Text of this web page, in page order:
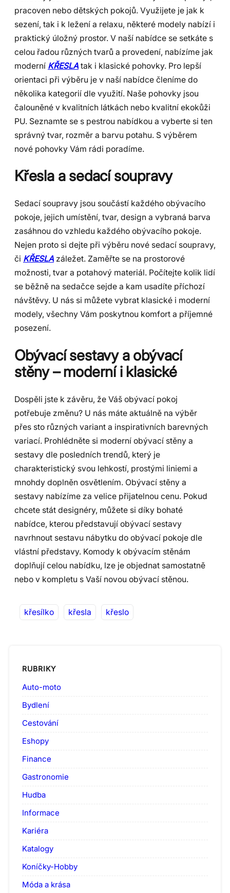
pracoven nebo dětských pokojů. Využijete je jak k
sezení, tak i k ležení a relaxu, některé modely nabízí i
praktický úložný prostor. V naší nabídce se setkáte s
celou řadou různých tvarů a provedení, nabízíme jak
moderní KŘESLA tak i klasické pohovky. Pro lepší
orientaci při výběru je v naší nabídce členíme do
několika kategorií dle využití. Naše pohovky jsou
čalouněné v kvalitních látkách nebo kvalitní ekokůži
PU. Seznamte se s pestrou nabídkou a vyberte si ten
správný tvar, rozměr a barvu potahu. S výběrem
nové pohovky Vám rádi poradíme.
Křesla a sedací soupravy
Sedací soupravy jsou součástí každého obývacího
pokoje, jejich umístění, tvar, design a vybraná barva
zasáhnou do vzhledu každého obývacího pokoje.
Nejen proto si dejte při výběru nové sedací soupravy,
či KŘESLA záležet. Zaměřte se na prostorové
možnosti, tvar a potahový materiál. Počítejte kolik lidí
se běžně na sedačce sejde a kam usadíte příchozí
návštěvy. U nás si můžete vybrat klasické i moderní
modely, všechny Vám poskytnou komfort a příjemné
posezení.
Obývací sestavy a obývací
stěny – moderní i klasické
Dospěli jste k závěru, že Váš obývací pokoj
potřebuje změnu? U nás máte aktuálně na výběr
přes sto různých variant a inspirativních barevných
variací. Prohlédněte si moderní obývací stěny a
sestavy dle posledních trendů, který je
charakteristický svou lehkostí, prostými liniemi a
mnohdy doplněn osvětlením. Obývací stěny a
sestavy nabízíme za velice přijatelnou cenu. Pokud
chcete stát designéry, můžete si díky bohaté
nabídce, kterou představují obývací sestavy
navrhnout sestavu nábytku do obývací pokoje dle
vlástní představy. Komody k obývacím stěnám
doplňují celou nabídku, lze je objednat samostatně
nebo v kompletu s Vaší novou obývací stěnou.
křesílko křesla křeslo
RUBRIKY
Auto-moto
Bydlení
Cestování
Eshopy
Finance
Gastronomie
Hudba
Informace
Kariéra
Katalogy
Koníčky-Hobby
Móda a krása